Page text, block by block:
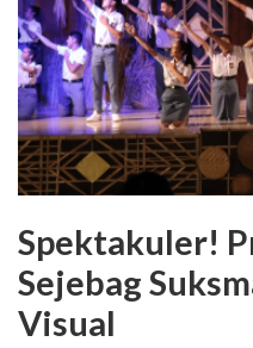
Spektakuler!
Sejebag
Visual